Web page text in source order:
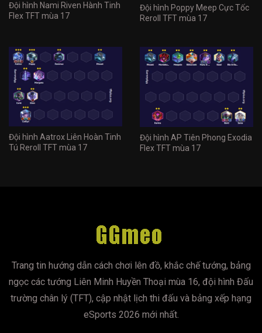
Đội hình Nami Riven Hành Tinh
Flex TFT mùa 17
Đội hình Poppy Meep Cực Tốc
Reroll TFT mùa 17
Đội hình Aatrox Liên Hoàn Tinh
Tú Reroll TFT mùa 17
Đội hình AP Tiên Phong Exodia
Flex TFT mùa 17
Trang tin hướng dẫn cách chơi lên đồ, khắc chế tướng, bảng
ngọc các tướng Liên Minh Huyền Thoại mùa 16, đội hình Đấu
trường chân lý (TFT), cập nhật lịch thi đấu và bảng xếp hạng
eSports 2026 mới nhất.